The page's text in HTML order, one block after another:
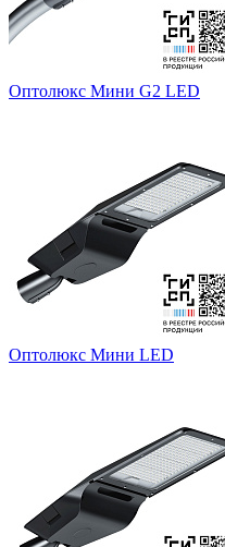
Оптолюкс Мини G2 LED
Оптолюкс Мини LED